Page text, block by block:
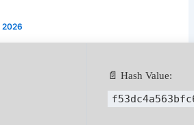
2026
📄 Hash Value: